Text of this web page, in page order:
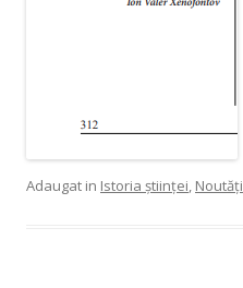
Adaugat in Istoria științei, Noutăți